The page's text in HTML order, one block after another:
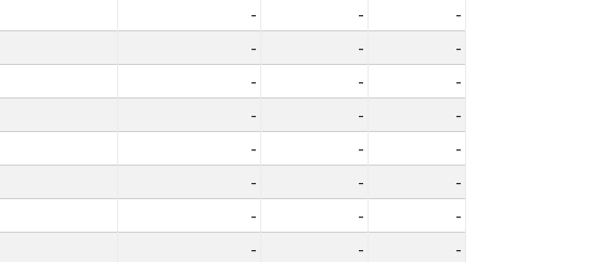
- -
-
- -
-
- -
-
- -
-
- -
-
- -
-
- -
-
- -
-